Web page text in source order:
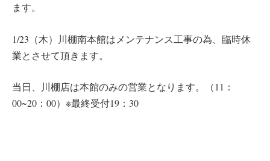
ます。
1/23（木）川棚南本館はメンテナンス工事の為、臨時休
業とさせて頂きます。
当日、川棚店は本館のみの営業となります。（11：
00~20：00）※最終受付19：30